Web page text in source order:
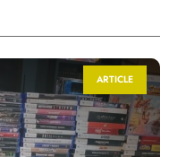
ARTICLE